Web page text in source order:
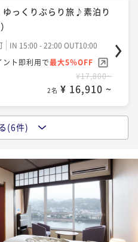
会席』 グレードアッププ
IN 15:00 - 19:00 OUT10:00
ント即利用で 最大5％OFF
¥34,620~
2名 ¥ 32,889 ~
でお得に！『特選会席』
IN 15:00 - 19:00 OUT10:00
ント即利用で最大5％OFF
¥35,620~
2名 ¥ 33,839 ~
っくりぶらり旅♪素泊り
IN 15:00 - 22:00 OUT10:00
ント即利用で最大5％OFF
¥17,800~
2名 ¥ 16,910 ~
を楽しむ！朝食付プラン
IN 15:00 - 22:00 OUT10:00
ント即利用で最大5％OFF
¥21,320~
2名 ¥ 20,254 ~
(6件)